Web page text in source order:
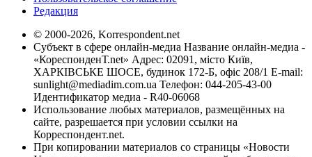
Редакция
© 2000-2026, Korrespondent.net
Субъект в сфере онлайн-медиа Название онлайн-медиа -
«КореспонденТ.net» Адрес: 02091, місто Київ,
ХАРКІВСЬКЕ ШОСЕ, будинок 172-Б, офіс 208/1 E-mail:
sunlight@mediadim.com.ua Телефон: 044-205-43-00
Идентификатор медиа - R40-06068
Использование любых материалов, размещённых на
сайте, разрешается при условии ссылки на
Корреспондент.net.
При копировании материалов со страницы «Новости